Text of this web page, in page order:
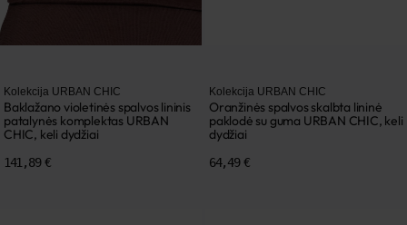
Kolekcija URBAN CHIC
Baklažano violetinės spalvos lininis
patalynės komplektas URBAN
CHIC, keli dydžiai
141,89 €
Kolekcija URBAN CHIC
Oranžinės spalvos skalbta lininė
paklodė su guma URBAN CHIC, keli
dydžiai
64,49 €